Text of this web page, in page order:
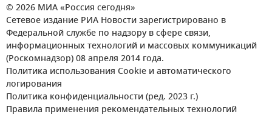
© 2026 МИА «Россия сегодня»
Сетевое издание РИА Новости зарегистрировано в
Федеральной службе по надзору в сфере связи,
информационных технологий и массовых коммуникаций
(Роскомнадзор) 08 апреля 2014 года.
Политика использования Cookie и автоматического
логирования
Политика конфиденциальности (ред. 2023 г.)
Правила применения рекомендательных технологий